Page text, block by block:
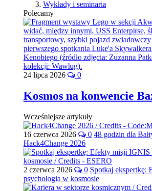
Wykłady i seminaria
Polecamy
24 lipca 2026 0
Kosmos na konwencie
Wcześniejsze artykuły
16 czerwca 2026 0 48 godzin dla
Hack4Change 2026
2 czerwca 2026 0 Spotkaj ekspertkę:
psychologia w kosmosie